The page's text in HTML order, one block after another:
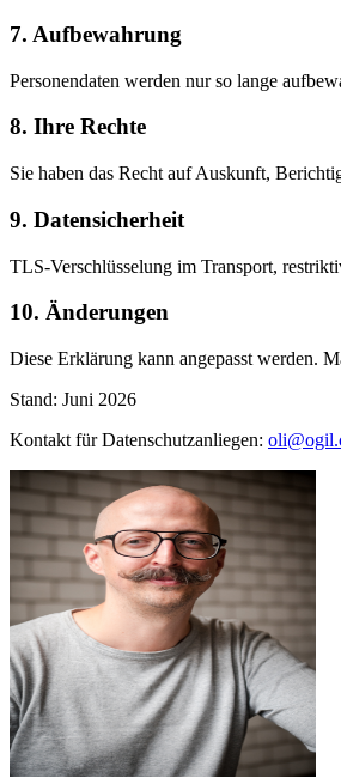
7. Aufbewahrung
Personendaten werden nur so lange
8. Ihre Rechte
Sie haben das Recht auf Auskunft,
9. Datensicherheit
TLS-Verschlüsselung im Transport,
10. Änderungen
Diese Erklärung kann angepasst werden.
Stand: Juni 2026
Kontakt für Datenschutzanliegen: